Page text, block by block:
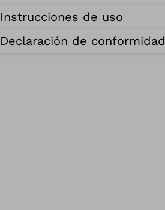
Instrucciones de uso
Declaración de conformidad